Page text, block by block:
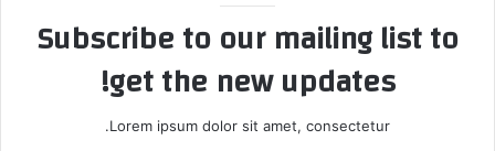
Subscribe to our mailing list to
get the new updates!
Lorem ipsum dolor sit amet, consectetur.